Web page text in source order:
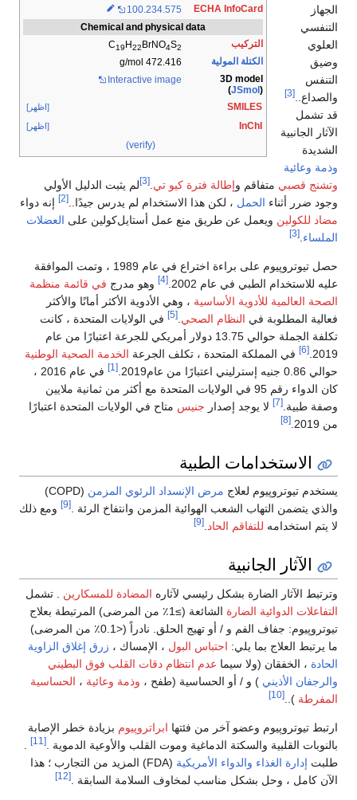
ECHA InfoCard
100.234.575
Chemical and physical data
التركيب
C19 H22 BrNO4S2
الكتلة المولية
472.416 g/mol
3D model
(JSmol )
Interactive image
SMILES [اظهر]
InChI [اظهر]
(verify)
الجهاز
التنفسي
العلوي
وضيق
التنفس
والصداع..
[3]
قد تشمل
الآثار الجانبية
الشديدة
وذمة وعائية
وتشنج قصبي متفاقم وإطالة فترة كيو تي [3]
لم يثبت الدليل الأولي
وجود ضرر أثناء الحمل ، لكن هذا الاستخدام لم يدرس جيدًا.. [2]
إنه دواء
مضاد للكولين ويعمل عن طريق منع عمل أستايل‌كولين على العضلات
الملساء [3]
حصل تيوتروپيوم على براءة اختراع في عام 1989 ، وتمت الموافقة
عليه للاستخدام الطبي في عام 2002.
[4] وهو مدرج في قائمة منظمة
الصحة العالمية للأدوية الأساسية ، وهي الأدوية الأكثر أمانًا والأكثر
فعالية المطلوبة في النظام الصحي [5]
في الولايات المتحدة ، كانت
تكلفة الجملة حوالي 13.75 دولار أمريكي للجرعة اعتبارًا من عام
2019.
[6] في المملكة المتحدة ، تكلف الجرعة الخدمة الصحية الوطنية
حوالي 0.86 جنيه إسترليني اعتبارًا من عام2019.
[1]
في عام 2016 ،
كان الدواء رقم 95 في الولايات المتحدة مع أكثر من ثمانية ملايين
وصفة طبية. [7] لا يوجد إصدار جنيس متاح في الولايات المتحدة اعتبارًا
من 2019.
[8]
الاستخدامات الطبية
يستخدم تيوتروپيوم لعلاج مرض الإنسداد الرئوي المزمن
(COPD)
والذي يتضمن التهاب الشعب الهوائية المزمن وانتفاخ الرئة .[9]
ومع ذلك
لا يتم استخدامه للتفاقم الحاد.
[9]
الآثار الجانبية
وترتبط الآثار الضارة بشكل رئيسي لآثاره المضادة للمسكارين
تشمل
التفاعلات الدوائية الضارة الشائعة (≥1٪ من المرضى) المرتبطة بعلاج
تيوتروپيوم: جفاف الفم و / أو تهيج الحلق.
نادراً (<0.1٪ من المرضى)
ما يرتبط العلاج بما يلي: احتباس البول ، الإمساك ، زرق إغلاق الزاوية
الحادة ، الخفقان (ولا سيما عدم انتظام دقات القلب فوق البطيني
والرجفان الأذيني ) و / أو الحساسية (طفح ، وذمة وعائية ، الحساسية
المفرطة ).
[10]
ارتبط تيوتروپيوم وعضو آخر من فئتها ابراتروپيوم بزيادة خطر الإصابة
بالنوبات القلبية والسكتة الدماغية وموت القلب والأوعية الدموية .
[11]
طلبت إدارة الغذاء والدواء الأمريكية
(FDA) المزيد من التجارب ؛ هذا
الآن كامل ، وحل بشكل مناسب لمخاوف السلامة السابقة .
[12]